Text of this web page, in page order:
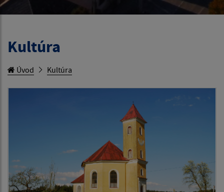
Kultúra
Úvod Kultúra